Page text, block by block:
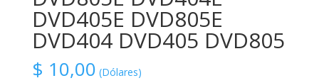
DVD405E DVD805E
DVD404 DVD405 DVD805
$ 10,00 (Dólares)